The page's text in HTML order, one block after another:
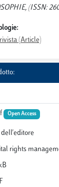
(ISSN:
(Article)
Open Access
dell'editore
rights